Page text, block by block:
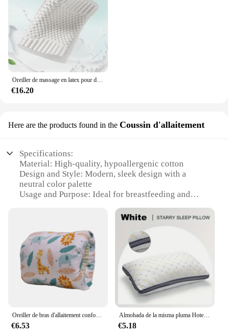
€16.20
Here are the products found in the Coussin d'allaitement
Specifications:
Material: High-quality, hypoallergenic cotton
Design and Style: Modern, sleek design with a
neutral color palette
Usage and Purpose: Ideal for breastfeeding and
Performance and Property: Provides optimal
comfort and support for both mother and baby
Shape or Size: Ergonomically designed to fit
various body types
Quantity: Available in sets to ensure you have a
spare for on-the-go convenience
Features:
**Comfort and Support for Nursing Moms**
The Oreiller de Soutien Bébé is a must-have
accessory for any breastfeeding mother. Designed
with comfort and support in mind, this cushion is
€6.53
Almohada de la misma pluma Hotel, Almohada de Cuello Tridimensionnel 138 DorPanier, Dortoir, Hôtel Aplicable, 1 u
€5.18